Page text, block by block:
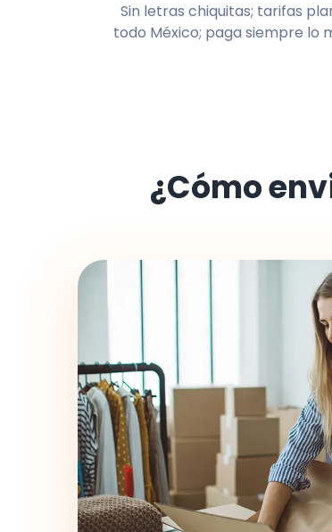
Sin letras chiquitas; tarifas
todo México; paga siempre lo
¿Cómo